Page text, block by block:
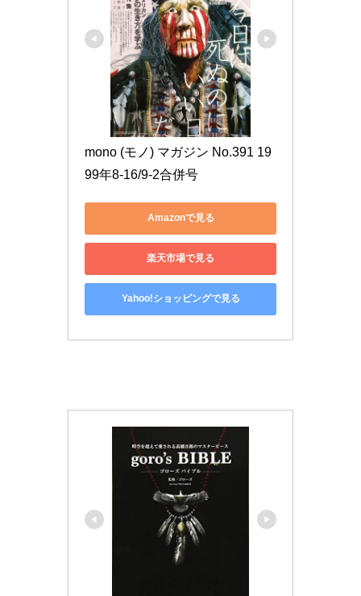
mono (モノ) マガジン No.391 19
99年8-16/9-2合併号
Amazonで見る
楽天市場で見る
Yahoo!ショッピングで見る